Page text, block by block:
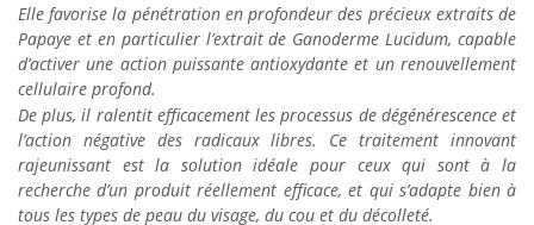
Elle favorise la pénétration en profondeur des précieux extraits de
Papaye et en particulier l’extrait de Ganoderme Lucidum, capable
d’activer une action puissante antioxydante et un renouvellement
cellulaire profond.
De plus, il ralentit efficacement les processus de dégénérescence et
l’action négative des radicaux libres. Ce traitement innovant
rajeunissant est la solution idéale pour ceux qui sont à la
recherche d’un produit réellement efficace, et qui s’adapte bien à
tous les types de peau du visage, du cou et du décolleté.